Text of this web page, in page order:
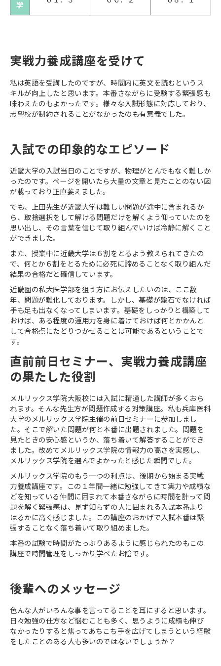
学
実戦力養成講座を受けて
私は英語を受講したのですが、時間内に英文を読むというス
キルが向上したと思います。本番さながらに受験する緊張感も
味わえたのもよかったです。様々な入試形態に対応しており、
志望校が制約されることがなかったのも有意義でした。
入試での印象的なエピソード
近畿大学の入試当日のことですが、物理がとんでもなく難しか
ったのです。ページを開いたら大量の文章と見たことのない図
が載っており正直萎えました。
でも、上田先生が近畿大学は難しい問題が途中に含まれるか
ら、取捨選択をして解ける問題だけを解くよう仰っていたのを
思い出し、その言葉を信じて取り組んでいけば冷静に解くこと
ができました。
また、授業中に近畿大学は６割をとるよう教えられてきたの
で、何とか６割をとるために必死に諦めることなく取り組んだ
結果の合格だと確信しています。
近畿圏の私大医学部を狙う方にお伝えしたいのは、ここ数
年、問題が難化しております。しかし、基礎が盤石でなければ
手も足も出なくなってしまいます。基礎をしっかりと構築して
おけば、ある程度の運用力を身に着けておけば何とかかんと
して合格点にたどりつかせることは可能であるということで
す。
直前前日セミナー、実戦力養成講座
の果たした役割
メルリックス学院大阪校には入試に精通した講師が多くおら
れます。そんな先生方が問題作成する対策講座。私も兵庫医科
大学のメルリックス学院主催の前日セミナーに参加しまし
た。そこで解いた問題が何と本番に出題されました。問題を
見たときの安心感というか、落ち着いて解答することができ
ました。改めてメルリックス学院の情報力の高さを実感し、
メルリックス学院を選んでよかったと感じた瞬間でした。
メルリックス学院のもう一つの利点は、後期から始まる実戦
力養成講座です。この１年間一緒に勉強してきて実力や成績な
どを知っている仲間に囲まれて本番さながらに時間を計って問
題を解く緊張感は、見ず知らずの人に囲まれる入試本番より
はるかに高く感じました。この講座のおかげで入試本番は緊
張することなく落ち着いて取り組めました。
本番の試験で時間がたっぷりあるように感じられたのもこの
講座で時間管理をしっかり学べたお陰です。
後輩へのメッセージ
色んな人がいろんな事を言ってることを耳にすると思います。
日々勉強の仕方など悩むことも多く、思うように成績も伸び
なかったりすると焦ってあちこち手を広げてしまうという経験
をしたことのある人も多いのではないでしょうか？